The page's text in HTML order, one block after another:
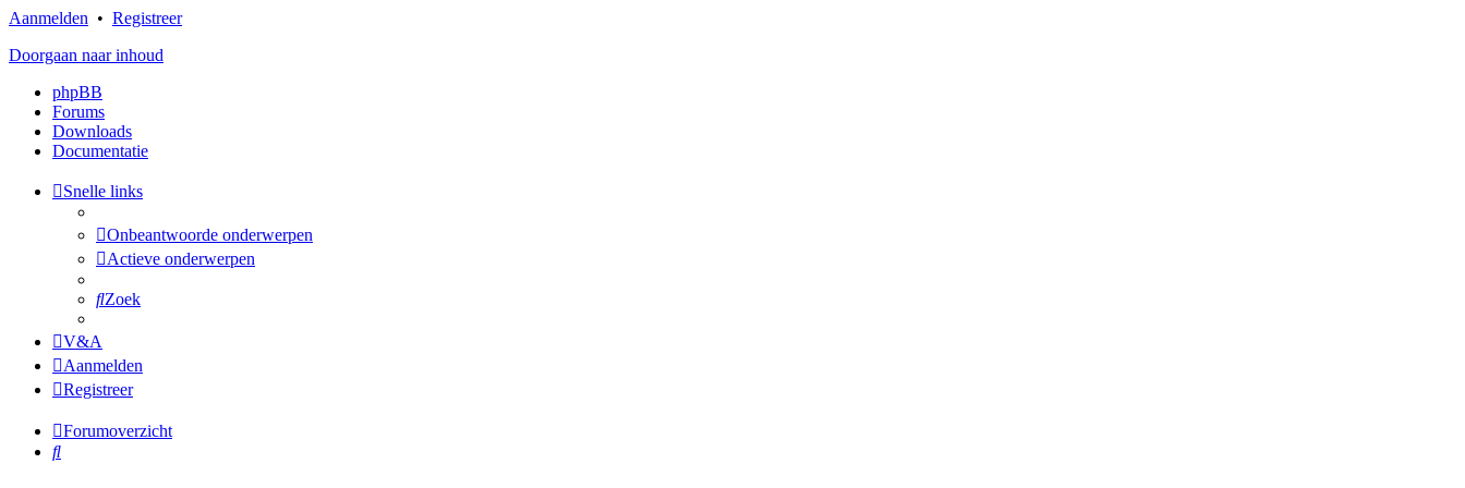
Aanmelden • Registreer
Doorgaan naar inhoud
phpBB
Forums
Downloads
Documentatie
Snelle links
Onbeantwoorde onderwerpen
Actieve onderwerpen
Zoek
V&A
Aanmelden
Registreer
Forumoverzicht
Zoek